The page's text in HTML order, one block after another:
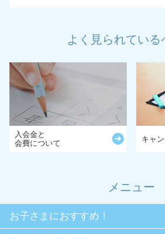
よく見られている
入会金と
会費について
キャ
メニュー
お子さまにおすすめ！